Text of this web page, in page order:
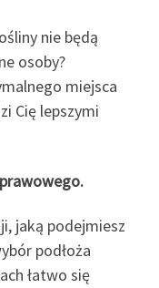
nie będą
osoby?
miejsca
Cię lepszymi
jaką podejmiesz
podłoża
łatwo się